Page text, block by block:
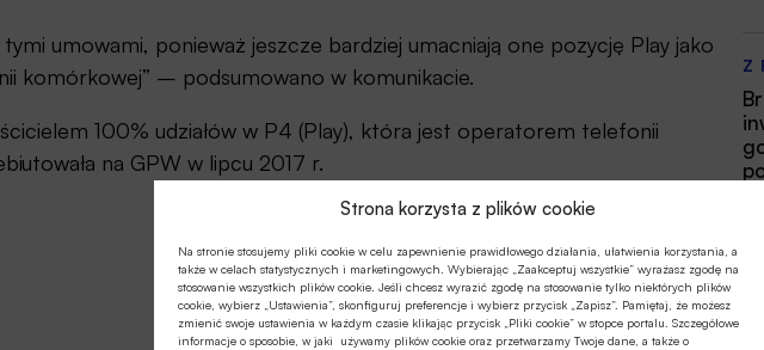
Strona korzysta z plików cookie
Na stronie stosujemy pliki cookie w celu zapewnienie prawidłowego działania, ułatwienia korzystania, a
także w celach statystycznych i marketingowych. Wybierając „Zaakceptuj wszystkie” wyrażasz zgodę na
stosowanie wszystkich plików cookie. Jeśli chcesz wyrazić zgodę na stosowanie tylko niektórych plików
cookie, wybierz „Ustawienia”, skonfiguruj preferencje i wybierz przycisk „Zapisz”. Pamiętaj, że możesz
zmienić swoje ustawienia w każdym czasie klikając przycisk „Pliki cookie” w stopce portalu. Szczegółowe
informacje o sposobie, w jaki używamy plików cookie oraz przetwarzamy Twoje dane, a także o
umowami, ponieważ jeszcze bardziej umacniają one pozycję Play jako
komórkowej” – podsumowano w komunikacie.
100% udziałów w P4 (Play), która jest operatorem telefonii
na GPW w lipcu 2017 r.
Źródło: ISBnews
Z